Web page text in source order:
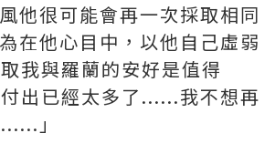
他很可能會再一次採取相同
在他心目中，以他自己虛弱
我與羅蘭的安好是值得
出已經太多了......我不想再
」